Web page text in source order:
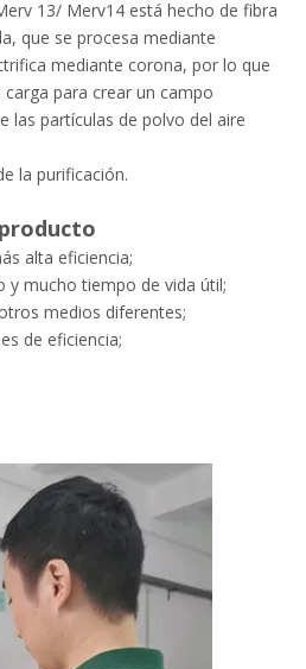
13/ Merv14 está hecho de fibra
que se procesa mediante
mediante corona, por lo que
para crear un campo
las partículas de polvo del aire
la purificación.
alta eficiencia;
y mucho tiempo de vida útil;
medios diferentes;
de eficiencia;